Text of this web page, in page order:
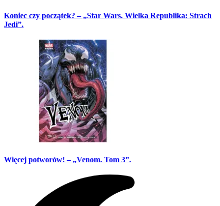
Koniec czy początek? – „Star Wars. Wielka Republika: Strach
Jedi”.
Więcej potworów! – „Venom. Tom 3”.